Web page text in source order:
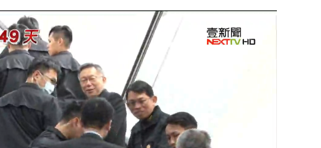
LaLaport天花板崩落「鷹架倒塌」砸傷嬤 客...
名律狠詐慈濟10億！ 豪宅藏「9千萬鈔票磚、...